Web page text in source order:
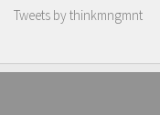
Tweets by thinkmngmnt